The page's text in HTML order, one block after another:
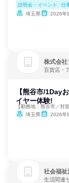
説明会・イベント
仕
埼玉県
2026年
株式会社
百貨店・
【熊谷市/1Day
イヤー体験!
【勤務地：熊谷市／対
埼玉県
2026年
社会福祉
生活関連